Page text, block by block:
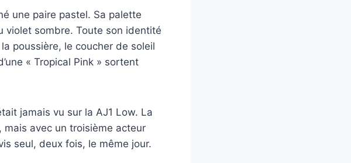
une paire pastel. Sa palette
violet sombre. Toute son identité
poussière, le coucher de soleil
« Tropical Pink » sortent
jamais vu sur la AJ1 Low. La
avec un troisième acteur
seul, deux fois, le même jour.